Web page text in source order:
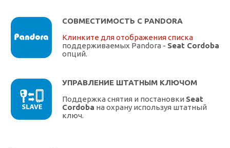
СОВМЕСТИМОСТЬ С PANDORA
Клинките для отображения списка
поддерживаемых Pandora - Seat Cordoba
опций.
УПРАВЛЕНИЕ ШТАТНЫМ КЛЮЧОМ
Поддержка снятия и постановки Seat
Cordoba на охрану используя штатный
ключ.